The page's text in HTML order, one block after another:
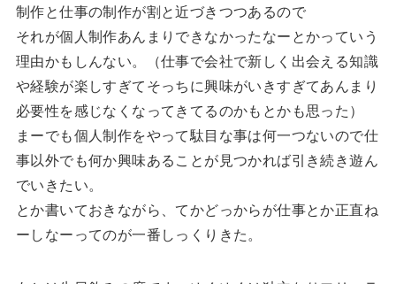
制作と仕事の制作が割と近づきつつあるので
それが個人制作あんまりできなかったなーとかっていう
理由かもしんない。（仕事で会社で新しく出会える知識
や経験が楽しすぎてそっちに興味がいきすぎてあんまり
必要性を感じなくなってきてるのかもとかも思った）
まーでも個人制作をやって駄目な事は何一つないので仕
事以外でも何か興味あることが見つかれば引き続き遊ん
でいきたい。
とか書いておきながら、てかどっからが仕事とか正直ね
ーしなーってのが一番しっくりきた。